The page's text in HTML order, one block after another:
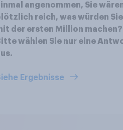
angenommen, Sie
reich, was würden Sie
der ersten Million machen?
wählen Sie nur eine
Ergebnisse